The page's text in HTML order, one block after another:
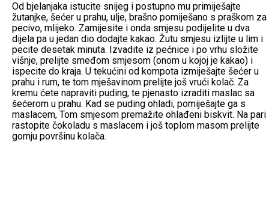
Od bjelanjaka istucite snijeg i postupno mu primiješajte
žutanjke, šećer u prahu, ulje, brašno pomiješano s praškom za
pecivo, mlijeko. Zamijesite i onda smjesu podijelite u dva
dijela pa u jedan dio dodajte kakao. Žutu smjesu izlijte u lim i
pecite desetak minuta. Izvadite iz pećnice i po vrhu složite
višnje, prelijte smeđom smjesom (onom u kojoj je kakao) i
ispecite do kraja. U tekućini od kompota izmiješajte šećer u
prahu i rum, te tom mješavinom prelijte još vrući kolač. Za
kremu ćete napraviti puding, te pjenasto izraditi maslac sa
šećerom u prahu. Kad se puding ohladi, pomiješajte ga s
maslacem, Tom smjesom premažite ohlađeni biskvit. Na pari
rastopite čokoladu s maslacem i još toplom masom prelijte
gornju površinu kolača.